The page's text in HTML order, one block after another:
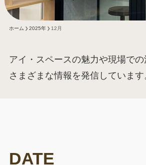
ホーム 2025年 12月
アイ・スペースの魅力や現場での
さまざまな情報を発信しています